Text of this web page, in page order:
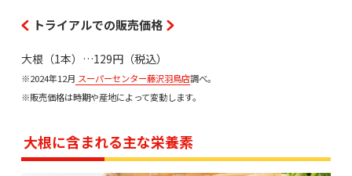
トライアルでの販売価格
大根（1本）…129円（税込）
※2024年12月 スーパーセンター藤沢羽鳥店調べ。
※販売価格は時期や産地によって変動します。
大根に含まれる主な栄養素